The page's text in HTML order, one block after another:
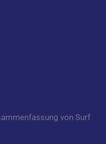
von Surf